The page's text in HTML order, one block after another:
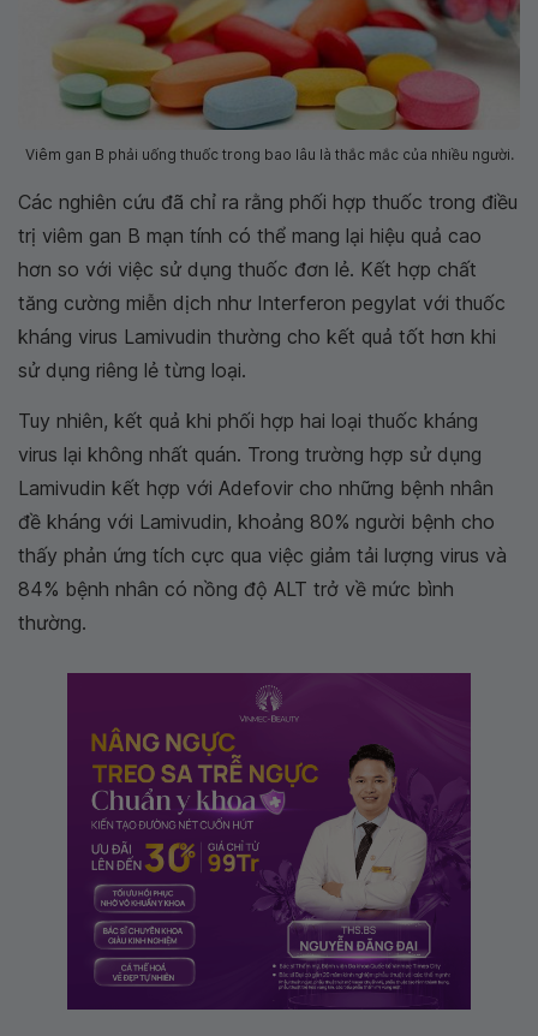
Viêm gan B phải uống thuốc trong bao lâu là thắc mắc của nhiều người.
Các nghiên cứu đã chỉ ra rằng phối hợp thuốc trong điều
trị viêm gan B mạn tính có thể mang lại hiệu quả cao
hơn so với việc sử dụng thuốc đơn lẻ. Kết hợp chất
tăng cường miễn dịch như Interferon pegylat với thuốc
kháng virus Lamivudin thường cho kết quả tốt hơn khi
sử dụng riêng lẻ từng loại.
Tuy nhiên, kết quả khi phối hợp hai loại thuốc kháng
virus lại không nhất quán. Trong trường hợp sử dụng
Lamivudin kết hợp với Adefovir cho những bệnh nhân
đề kháng với Lamivudin, khoảng 80% người bệnh cho
thấy phản ứng tích cực qua việc giảm tải lượng virus và
84% bệnh nhân có nồng độ ALT trở về mức bình
thường.